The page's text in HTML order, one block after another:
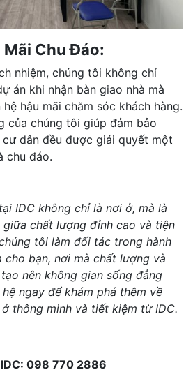
Mãi Chu Đáo:
nhiệm, chúng tôi không chỉ
án khi nhận bàn giao nhà mà
hậu mãi chăm sóc khách hàng.
của chúng tôi giúp đảm bảo
dân đều được giải quyết một
chu đáo.
tại IDC không chỉ là nơi ở, mà là
chất lượng đỉnh cao và tiện
tôi làm đối tác trong hành
bạn, nơi mà chất lượng và
nên không gian sống đẳng
ngay để khám phá thêm về
thông minh và tiết kiệm từ IDC.
098 770 2886